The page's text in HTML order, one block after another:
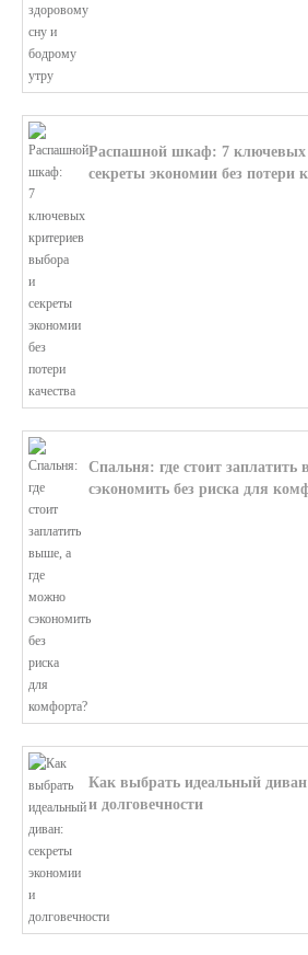
Распашной шкаф: 7 ключевых
секреты экономии без потери
Спальня: где стоит
сэкономить без риска для
Как выбрать идеальный
и долговечности